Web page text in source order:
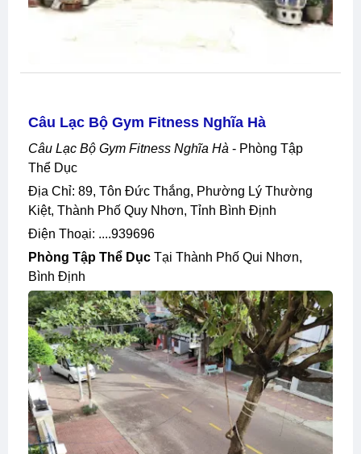
Câu Lạc Bộ Gym Fitness Nghĩa Hà
Câu Lạc Bộ Gym Fitness Nghĩa Hà - Phòng Tập
Thể Dục
Địa Chỉ: 89, Tôn Đức Thắng, Phường Lý Thường
Kiệt, Thành Phố Quy Nhơn, Tỉnh Bình Định
Điện Thoại: ....939696
Phòng Tập Thể Dục Tại Thành Phố Qui Nhơn,
Bình Định